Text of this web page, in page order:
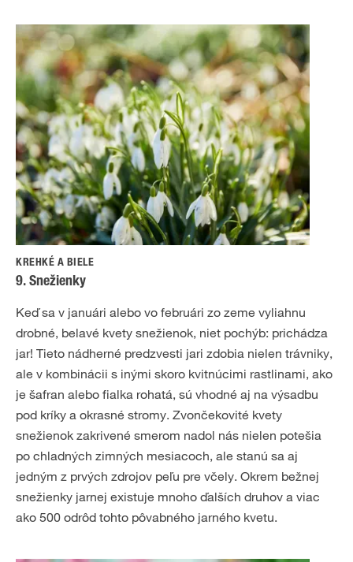
KREHKÉ A BIELE
9. Snežienky
Keď sa v januári alebo vo februári zo zeme vyliahnu
drobné, belavé kvety snežienok, niet pochýb: prichádza
jar! Tieto nádherné predzvesti jari zdobia nielen trávniky,
ale v kombinácii s inými skoro kvitnúcimi rastlinami, ako
je šafran alebo fialka rohatá, sú vhodné aj na výsadbu
pod kríky a okrasné stromy. Zvončekovité kvety
snežienok zakrivené smerom nadol nás nielen potešia
po chladných zimných mesiacoch, ale stanú sa aj
jedným z prvých zdrojov peľu pre včely. Okrem bežnej
snežienky jarnej existuje mnoho ďalších druhov a viac
ako 500 odrôd tohto pôvabného jarného kvetu.